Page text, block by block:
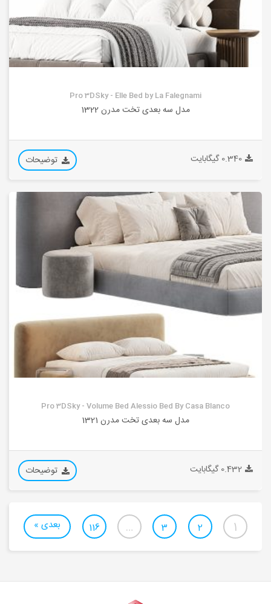
Pro 3DSky - Elle Bed by La Falegnami
مدل سه بعدی تخت مدرن 1322
0.340 گیگابایت توضیحات
Pro 3DSky - Volume Bed Alessio Bed By Casa Blanco
مدل سه بعدی تخت مدرن 1321
0.432 گیگابایت توضیحات
1
2
3
…
116 بعدی »